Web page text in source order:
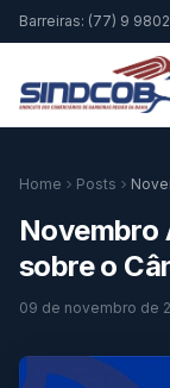
Barreiras: (77) 9
Home Posts
Novembro
sobre o
09 de novembro de